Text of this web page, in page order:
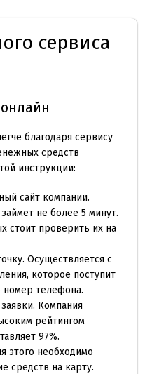
сервиса
благодаря сервису
средств
инструкции:
сайт компании.
не более 5 минут.
стоит проверить их на
Осуществляется с
которое поступит
номер телефона.
Компания
рейтингом
97%.
этого необходимо
средств на карту.